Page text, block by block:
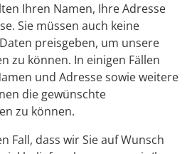
Ihren Namen, Ihre Adresse
Sie müssen auch keine
preisgeben, um unsere
zu können. In einigen Fällen
und Adresse sowie weitere
die gewünschte
zu können.
Fall, dass wir Sie auf Wunsch